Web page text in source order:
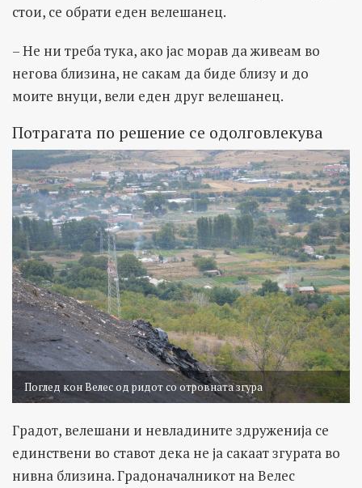
стои, се обрати еден велешанец.
– Не ни треба тука, ако јас морав да живеам во
негова близина, не сакам да биде близу и до
моите внуци, вели еден друг велешанец.
Потрагата по решение се одолговлекува
Поглед кон Велес од ридот со отровната згура
Градот, велешани и невладините здруженија се
единствени во ставот дека не ја сакаат згурата во
нивна близина. Градоначалникот на Велес